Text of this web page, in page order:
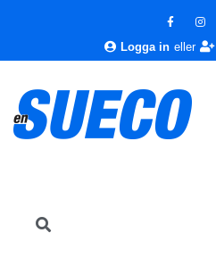
Logga in eller